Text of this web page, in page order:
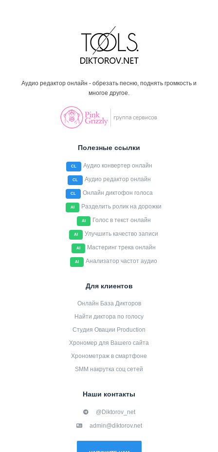
Аудио редактор онлайн - обрезать песню, поднять громкость и
многое другое.
Полезные ссылки
CL Аудио конвертер онлайн
CL Аудио редактор онлайн
CL Онлайн диктофон голоса
AI Разделить ролик на дорожки
AI Голос в текст онлайн
AI Улучшить качество записи
AI Мастеринг трека онлайн
AI Анализатор частот аудио
Для клиентов
Онлайн База Дикторов
Найти диктора по голосу
Студия Овации Production
Хрономер для Вашего сайта
Хронометраж в смартфоне
SMM накрутка соц сетей
Наши контакты
@Diktorov_net
admin@diktorov.net